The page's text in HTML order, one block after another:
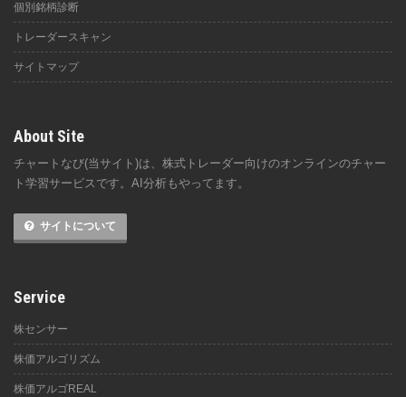
個別銘柄診断
トレーダースキャン
サイトマップ
About Site
チャートなび(当サイト)は、株式トレーダー向けのオンラインのチャー
ト学習サービスです。AI分析もやってます。
サイトについて
Service
株センサー
株価アルゴリズム
株価アルゴREAL